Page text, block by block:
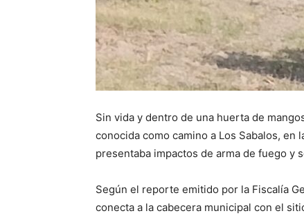
Sin vida y dentro de una huerta de
conocida como camino a Los Sabalos, en
presentaba impactos de arma de fuego y
Según el reporte emitido por la Fiscalía
conecta a la cabecera municipal con el